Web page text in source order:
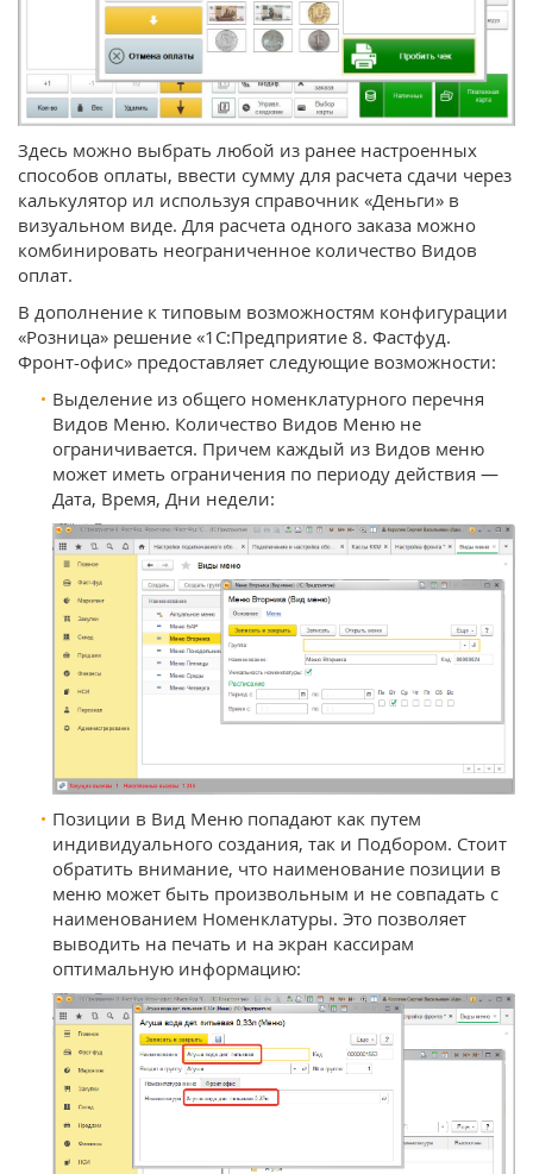
Здесь можно выбрать любой из ранее настроенных
способов оплаты, ввести сумму для расчета сдачи через
калькулятор ил используя справочник «Деньги» в
визуальном виде. Для расчета одного заказа можно
комбинировать неограниченное количество Видов
оплат.
В дополнение к типовым возможностям конфигурации
«Розница» решение «1С:Предприятие 8. Фастфуд.
Фронт-офис» предоставляет следующие возможности:
Выделение из общего номенклатурного перечня
Видов Меню. Количество Видов Меню не
ограничивается. Причем каждый из Видов меню
может иметь ограничения по периоду действия —
Дата, Время, Дни недели:
Позиции в Вид Меню попадают как путем
индивидуального создания, так и Подбором. Стоит
обратить внимание, что наименование позиции в
меню может быть произвольным и не совпадать с
наименованием Номенклатуры. Это позволяет
выводить на печать и на экран кассирам
оптимальную информацию: